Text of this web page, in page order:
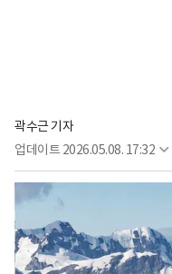
곽수근 기자
업데이트 2026.05.08. 17:32